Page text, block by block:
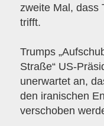
zweite Mal, dass
trifft.
Trumps
Straße“ US-
unerwartet an,
den iranischen
verschoben